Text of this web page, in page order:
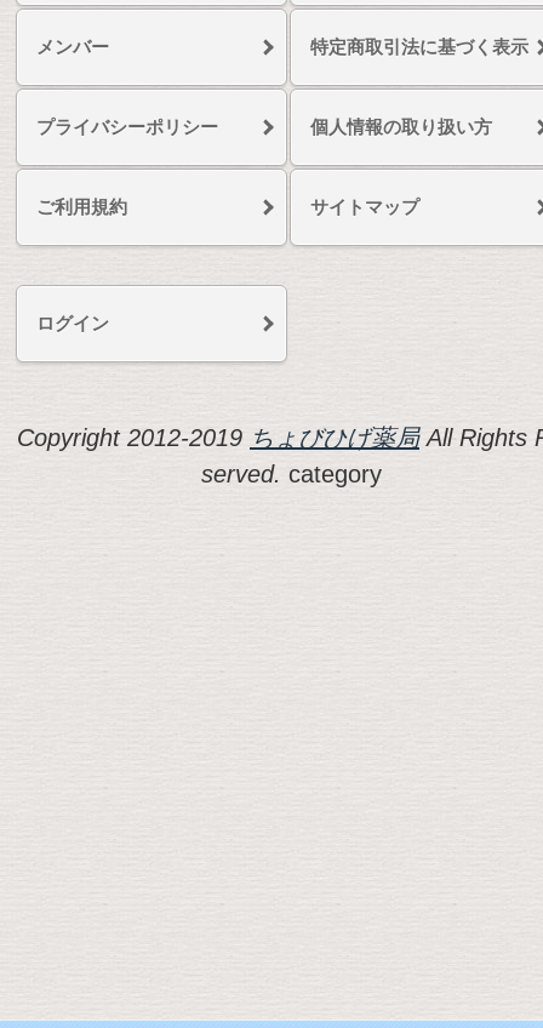
メンバー 特定商取引法に基づく表示
プライバシーポリシー 個人情報の取り扱い方
ご利用規約 サイトマップ
ログイン
Copyright 2012-2019 ちょびひげ薬局All Rights
served. category